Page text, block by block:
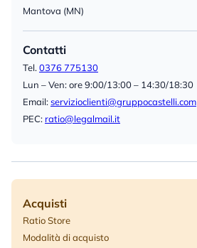
Mantova (MN)
Contatti
Tel. 0376 775130
Lun – Ven: ore 9:00/13:00 – 14:30/18:30
Email:servizioclienti@gruppocastelli.com
PEC: ratio@legalmail.it
Acquisti
Ratio Store
Modalità di acquisto